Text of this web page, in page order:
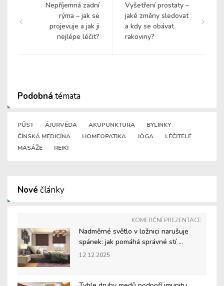
Nepříjemná zadní
rýma – jak se
projevuje a jak ji
nejlépe léčit?
Vyšetření prostaty –
jaké změny sledovat
a kdy se obávat
rakoviny?
Podobná témata
PŮST ÁJURVÉDA AKUPUNKTURA
BYLINKY
ČÍNSKÁ MEDICÍNA
HOMEOPATIKA JÓGA
LÉČITELÉ
MASÁŽE
REIKI
Nové články
KOMERČNÍ PREZENTACE
Nadměrné světlo v ložnici narušuje
spánek: jak pomáhá správné stí ...
12.12.2025